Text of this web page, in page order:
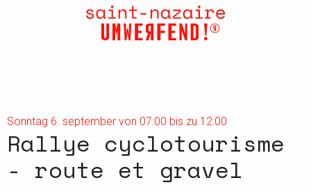
Sonntag 6. september von 07:00 bis zu 12:00
Rallye cyclotourisme
- route et gravel